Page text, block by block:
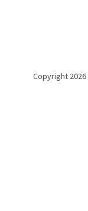
Copyright 2026